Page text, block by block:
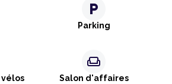
local_parking
Parking
weekend
Salon d'affaires